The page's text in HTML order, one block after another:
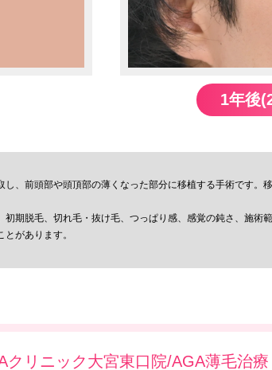
1年後
、前頭部や頭頂部の薄くなった部分に移植する手術です。
初期脱毛、切れ毛・抜け毛、つっぱり感、感覚の鈍さ、施術
があります。
クリニック大宮東口院/AGA薄毛治療